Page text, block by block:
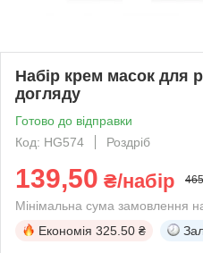
Набір крем масок для
догляду
Готово до відправки
Код: HG574
Роздріб
139,50 ₴/набір
Мінімальна сума замовлення
Економія 325.50 ₴